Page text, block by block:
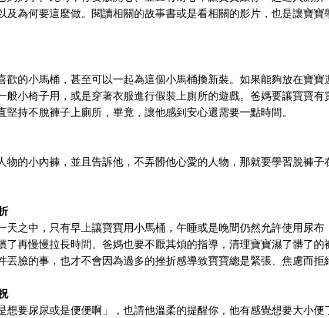
及為何要這麼做。閱讀相關的故事書或是看相關的影片，也是讓寶寶
歡的小馬桶，甚至可以一起為這個小馬桶換新裝。如果能夠放在寶寶
般小椅子用，或是穿著衣服進行假裝上廁所的遊戲。爸媽要讓寶寶有
持不脫褲子上廁所，畢竟，讓他感到安心還需要一點時間。
物的小內褲，並且告訴他，不弄髒他心愛的人物，那就要學習脫褲子
天之中，只有早上讓寶寶用小馬桶，午睡或是晚間仍然允許使用尿布
了再慢慢拉長時間。爸媽也要不厭其煩的指導，清理寶寶濕了髒了的
丟臉的事，也才不會因為過多的挫折感導致寶寶總是緊張、焦慮而拒
想要尿尿或是便便啊」，也請他溫柔的提醒你，他有感覺想要大小便